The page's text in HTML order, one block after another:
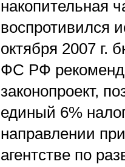
накопительная
воспротивился
октября 2007 г.
ФС РФ
законопроект,
единый 6%
направлении
агентстве по